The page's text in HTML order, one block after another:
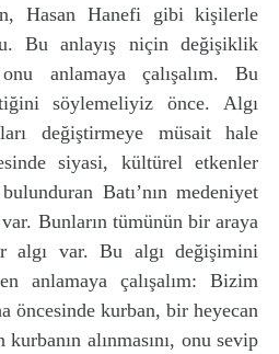
Hasan Hanefi gibi kişilerle
Bu anlayış niçin değişiklik
anlamaya çalışalım. Bu
söylemeliyiz önce. Algı
değiştirmeye müsait hale
siyasi, kültürel etkenler
Batı’nın medeniyet
Bunların tümünün bir araya
algı var. Bu algı değişimini
anlamaya çalışalım: Bizim
öncesinde kurban, bir heyecan
alınmasını, onu sevip